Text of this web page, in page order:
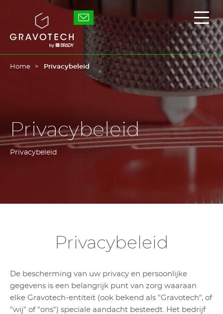
Gravotech
Toon
/
het
Home Privacybeleid
Privacybeleid
Privacybeleid
Privacybeleid
De bescherming van uw privacy en persoonlijke
gegevens is een belangrijk punt van zorg waaraan
elke Gravotech-entiteit (ook bekend als "Gravotech", of
"wij" of "ons") speciale aandacht besteedt. Het bedrijf